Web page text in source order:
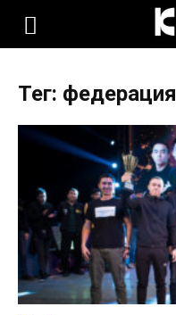
KLOOP.KG
Кыргызстана
Тег: федерация